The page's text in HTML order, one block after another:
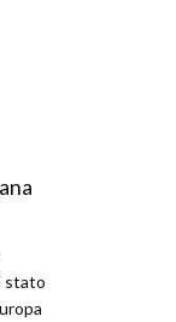
stato